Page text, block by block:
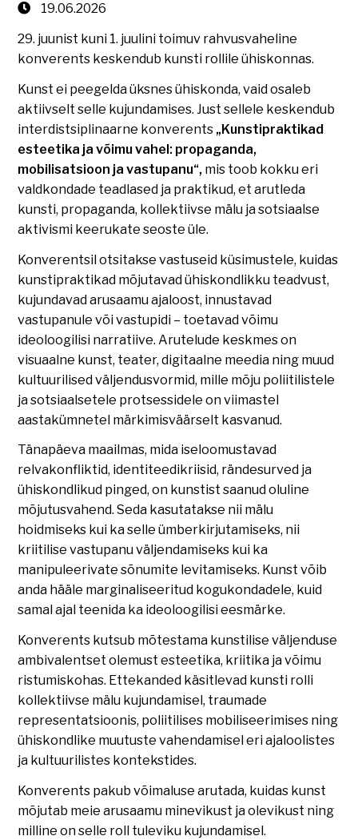
19.06.2026
29. juunist kuni 1. juulini toimuv rahvusvaheline
konverents keskendub kunsti rollile ühiskonnas.
Kunst ei peegelda üksnes ühiskonda, vaid osaleb
aktiivselt selle kujundamises. Just sellele keskendub
interdistsiplinaarne konverents „Kunstipraktikad
esteetika ja võimu vahel: propaganda,
mobilisatsioon ja vastupanu“, mis toob kokku eri
valdkondade teadlased ja praktikud, et arutleda
kunsti, propaganda, kollektiivse mälu ja sotsiaalse
aktivismi keerukate seoste üle.
Konverentsil otsitakse vastuseid küsimustele, kuidas
kunstipraktikad mõjutavad ühiskondlikku teadvust,
kujundavad arusaamu ajaloost, innustavad
vastupanule või vastupidi – toetavad võimu
ideoloogilisi narratiive. Arutelude keskmes on
visuaalne kunst, teater, digitaalne meedia ning muud
kultuurilised väljendusvormid, mille mõju poliitilistele
ja sotsiaalsetele protsessidele on viimastel
aastakümnetel märkimisväärselt kasvanud.
Tänapäeva maailmas, mida iseloomustavad
relvakonfliktid, identiteedikriisid, rändesurved ja
ühiskondlikud pinged, on kunstist saanud oluline
mõjutusvahend. Seda kasutatakse nii mälu
hoidmiseks kui ka selle ümberkirjutamiseks, nii
kriitilise vastupanu väljendamiseks kui ka
manipuleerivate sõnumite levitamiseks. Kunst võib
anda hääle marginaliseeritud kogukondadele, kuid
samal ajal teenida ka ideoloogilisi eesmärke.
Konverents kutsub mõtestama kunstilise väljenduse
ambivalentset olemust esteetika, kriitika ja võimu
ristumiskohas. Ettekanded käsitlevad kunsti rolli
kollektiivse mälu kujundamisel, traumade
representatsioonis, poliitilises mobiliseerimises ning
ühiskondlike muutuste vahendamisel eri ajaloolistes
ja kultuurilistes kontekstides.
Konverents pakub võimaluse arutada, kuidas kunst
mõjutab meie arusaamu minevikust ja olevikust ning
milline on selle roll tuleviku kujundamisel.